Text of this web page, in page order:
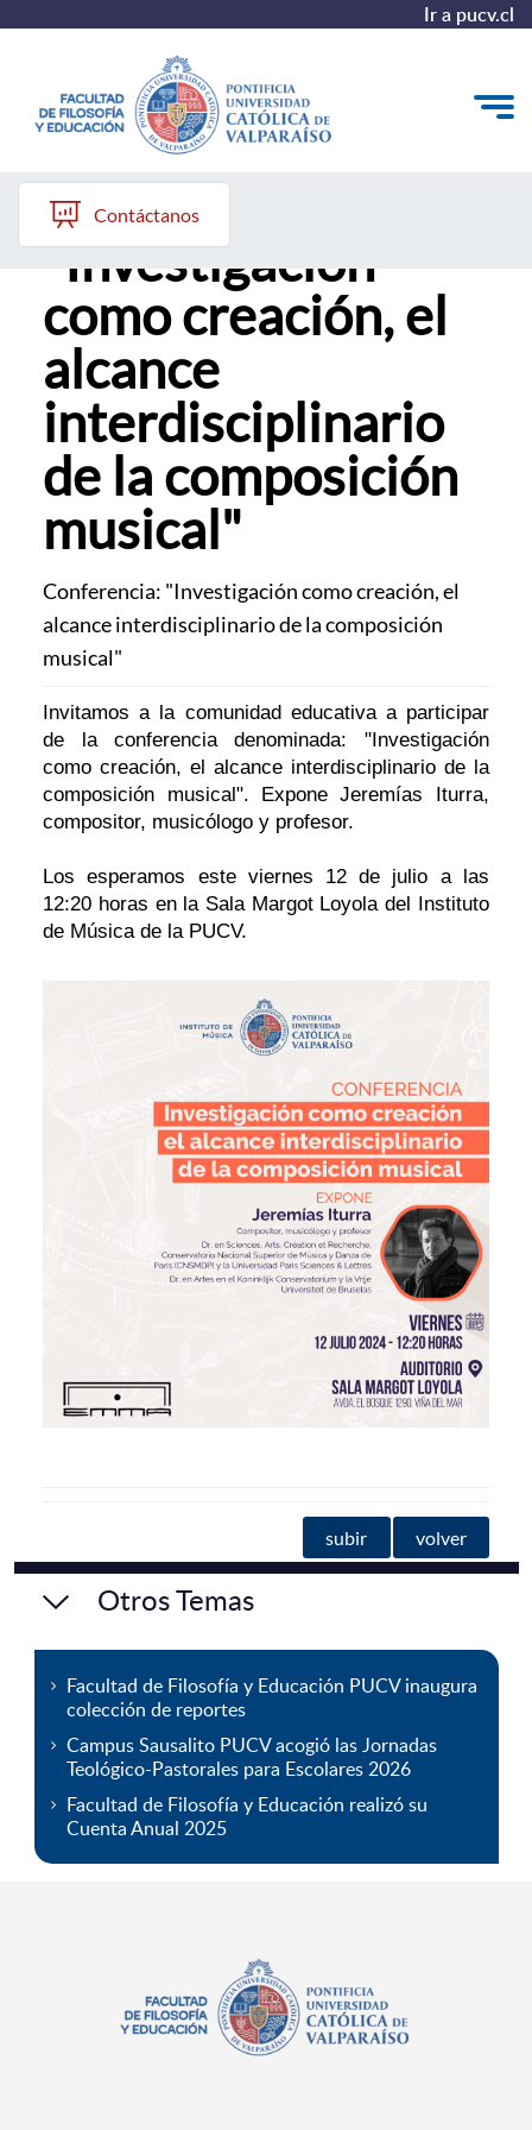
Ir a pucv.cl
Quiénes somos
Líneas de trabajo 2025-2028
Historia
Proyecto Conocimientos 2030
Reportes
Contáctanos
Conferencia:
"Investigación
como creación, el
alcance
interdisciplinario
de la composición
musical"
Conferencia: "Investigación como creación, el
alcance interdisciplinario de la composición
musical"
Invitamos a la comunidad educativa a participar
de la conferencia denominada: "Investigación
como creación, el alcance interdisciplinario de la
composición musical". Expone Jeremías Iturra,
compositor, musicólogo y profesor.
Los esperamos este viernes 12 de julio a las
12:20 horas en la Sala Margot Loyola del Instituto
de Música de la PUCV.
subir volver
Otros Temas
Facultad de Filosofía y Educación PUCV inaugura
colección de reportes
Campus Sausalito PUCV acogió las Jornadas
Teológico-Pastorales para Escolares 2026
Facultad de Filosofía y Educación realizó su
Cuenta Anual 2025